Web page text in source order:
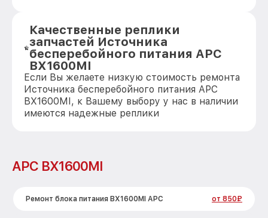
Качественные реплики
запчастей Источника
бесперебойного питания APC
BX1600MI
Если Вы желаете низкую стоимость ремонта
Источника бесперебойного питания APC
BX1600MI, к Вашему выбору у нас в наличии
имеются надежные реплики
APC BX1600MI
Ремонт блока питания BX1600MI APC от 850₽